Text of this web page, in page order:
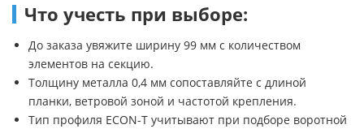
Что учесть при выборе:
До заказа увяжите ширину 99 мм с количеством
элементов на секцию.
Толщину металла 0,4 мм сопоставляйте с длиной
планки, ветровой зоной и частотой крепления.
Тип профиля ECON-T учитывают при подборе воротной